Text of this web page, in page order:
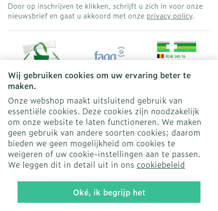
Wij gebruiken cookies om uw ervaring beter te
maken.
Onze webshop maakt uitsluitend gebruik van
essentiële cookies. Deze cookies zijn noodzakelijk
om onze website te laten functioneren. We maken
geen gebruik van andere soorten cookies; daarom
bieden we geen mogelijkheid om cookies te
weigeren of uw cookie-instellingen aan te passen.
We leggen dit in detail uit in ons cookiebeleid
Oké, ik begrijp het
Door op inschrijven te klikken, schrijft u zich in voor onze
nieuwsbrief en gaat u akkoord met onze privacy policy.
Juridische links